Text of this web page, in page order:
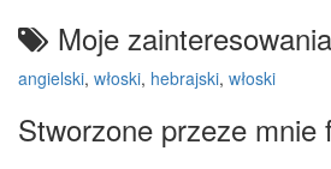
Moje zainteresowania
angielski, włoski, hebrajski, włoski
Stworzone przeze mnie